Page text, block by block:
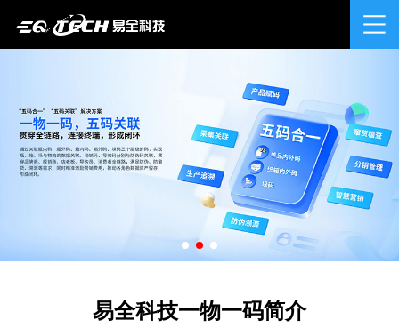
易全科技一物一码简介